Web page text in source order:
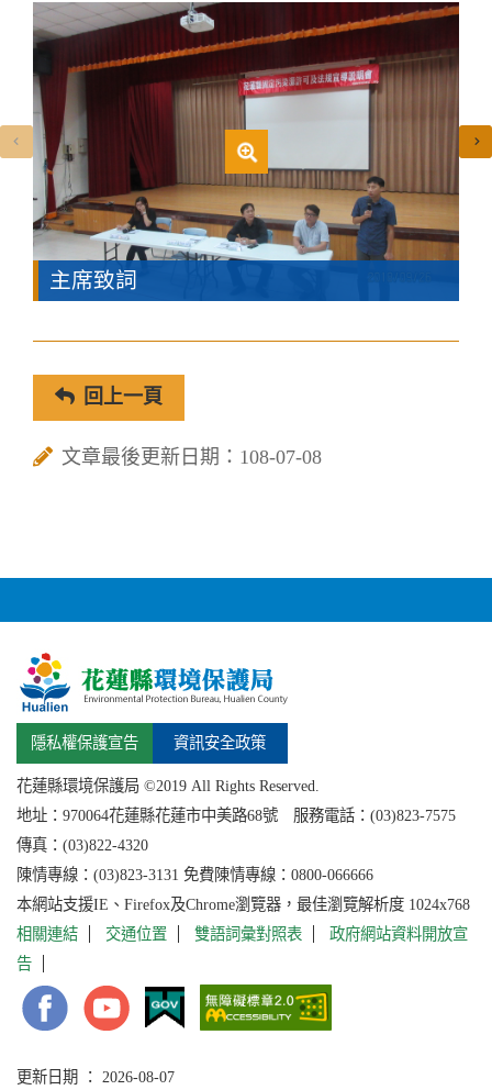
主席致詞
回上一頁
文章最後更新日期：108-07-08
隱私權保護宣告 資訊安全政策
花蓮縣環境保護局 ©2019 All Rights Reserved.
地址： 970064花蓮縣花蓮市中美路68號 服務電話：(03)823-7575
傳真：(03)822-4320
陳情專線：(03)823-3131 免費陳情專線：0800-066666
本網站支援IE、Firefox及Chrome瀏覽器，最佳瀏覽解析度 1024x768
相關連結
交通位置 雙語詞彙對照表
政府網站資料開放宣
告
更新日期 ： 2026-08-07